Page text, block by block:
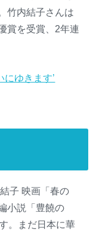
竹内結子さんは
賞を受賞、2年連
にゆきます’
子 映画「春の
小説「豊饒の
。まだ日本に華